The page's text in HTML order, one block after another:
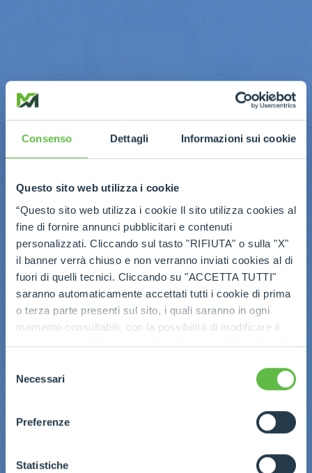
Consenso Dettagli Informazioni sui cookie
Questo sito web utilizza i cookie
“Questo sito web utilizza i cookie Il sito utilizza cookies al
fine di fornire annunci pubblicitari e contenuti
personalizzati. Cliccando sul tasto "RIFIUTA" o sulla "X"
il banner verrà chiuso e non verranno inviati cookies al di
fuori di quelli tecnici. Cliccando su "ACCETTA TUTTI"
saranno automaticamente accettati tutti i cookie di prima
o terza parte presenti sul sito, i quali saranno in ogni
momento consultabili, con la possibilità di modificare il
consenso prestato per ogni singolo cookie. Come fare?
ogni pagina, selezionare "Modifichi il suo consenso" e
dell'informativa completa nel footer presente in ogni
pagina. Per esercitare i diritti riconosciuti all'interessato ai
GDPR abbiamo predisposto una
apposita procedura.
delNecessari
Preferenze
Statistiche